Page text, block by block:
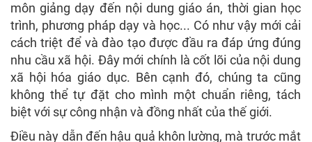
môn giảng dạy đến nội dung giáo án, thời gian học
trình, phương pháp dạy và học... Có như vậy mới cải
cách triệt để và đào tạo được đầu ra đáp ứng đúng
nhu cầu xã hội. Đây mới chính là cốt lõi của nội dung
xã hội hóa giáo dục. Bên cạnh đó, chúng ta cũng
không thể tự đặt cho mình một chuẩn riêng, tách
biệt với sự công nhận và đồng nhất của thế giới.
Điều này dẫn đến hậu quả khôn lường, mà trước mắt